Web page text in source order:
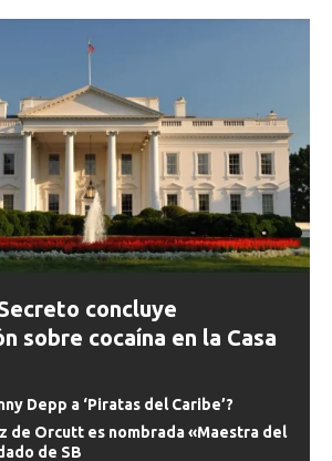
concluye
sobre cocaína en la Casa
Depp a ‘Piratas del Caribe’?
de Orcutt es nombrada «Maestra del
de SB